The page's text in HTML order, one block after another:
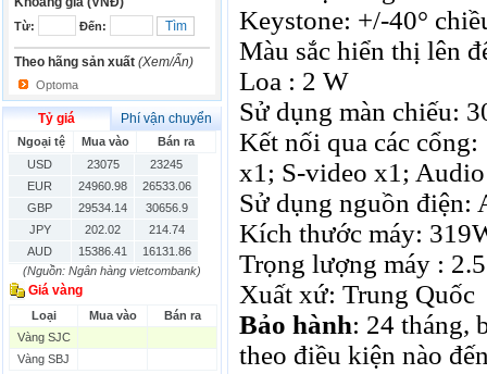
Từ: Đến:
Theo hãng sản xuất (Xem/Ẩn)
Optoma
Tỷ giá Phí vận chuyển
Ngoại tệ Mua vào
Bán ra
USD
23075
23245
EUR
24960.98
26533.06
GBP
29534.14
30656.9
JPY
202.02
214.74
AUD
15386.41
16131.86
HKD
2906.04
3028.6
SGD
16755.29
THB
666.2
786.99
CAD
CHF
(Nguồn: Ngân hàng vietcombank)
Giá vàng
Loại Mua vào
Bán ra
Vàng SJC
Vàng SBJ
Keystone: +/-40°
Màu sắc hiển thị lên
Loa : 2 W
Sử dụng màn chiếu:
Kết nối qua các
x1; S-video x1;
Sử dụng nguồn điện:
Kích thước máy:
Trọng lượng máy :
Xuất xứ: Trung Quốc
Bảo hành: 24 tháng,
theo điều kiện nào